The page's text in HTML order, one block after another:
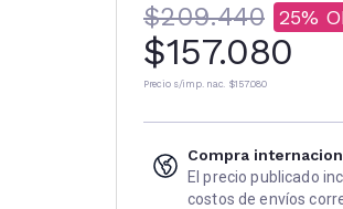
$209.440 25
$157.080
Precio s/imp. nac. $157.080
Compra
El precio publicado
costos de envíos